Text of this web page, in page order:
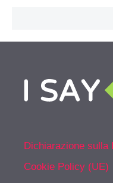
Dichiarazione sulla
Cookie Policy (UE)